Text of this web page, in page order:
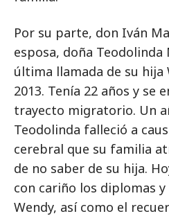
Por su parte, don Iván
esposa, doña
última llamada de su hija
2013. Tenía 22 años y se
trayecto migratorio. Un
Teodolinda falleció a
cerebral que su familia
de no saber de su hija.
con cariño los diplomas
Wendy, así como el